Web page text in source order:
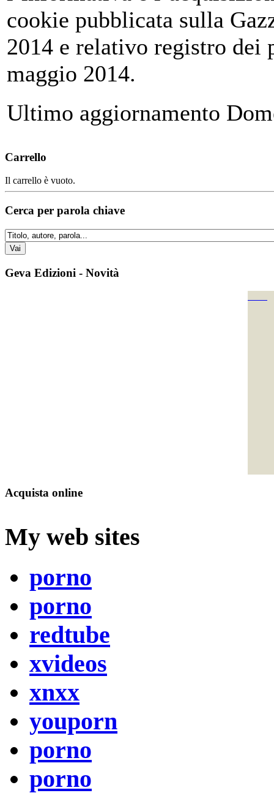
cookie pubblicata sulla
2014 e relativo registro dei
maggio 2014.
Ultimo aggiornamento
Carrello
Il carrello è vuoto.
Cerca per parola chiave
Geva Edizioni - Novità
Acquista online
My web sites
porno
porno
redtube
xvideos
xnxx
youporn
porno
porno